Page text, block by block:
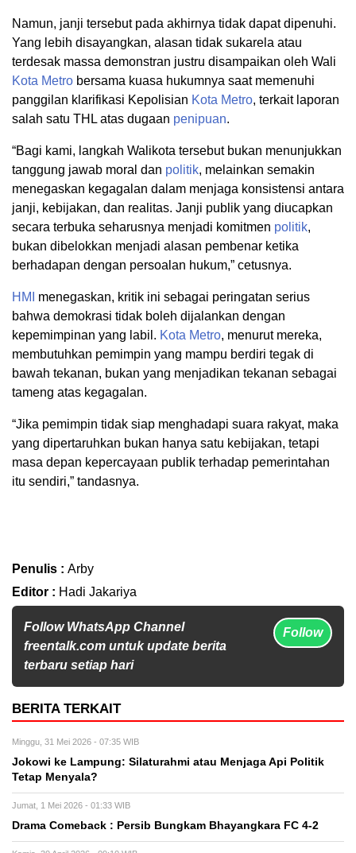
Namun, janji tersebut pada akhirnya tidak dapat dipenuhi.
Yang lebih disayangkan, alasan tidak sukarela atau
terdesak massa demonstran justru disampaikan oleh Wali
Kota Metro bersama kuasa hukumnya saat memenuhi
panggilan klarifikasi Kepolisian Kota Metro, terkait laporan
salah satu THL atas dugaan penipuan.
“Bagi kami, langkah Walikota tersebut bukan menunjukkan
tanggung jawab moral dan politik, melainkan semakin
menegaskan kegagalan dalam menjaga konsistensi antara
janji, kebijakan, dan realitas. Janji publik yang diucapkan
secara terbuka seharusnya menjadi komitmen politik,
bukan dibelokkan menjadi alasan pembenar ketika
berhadapan dengan persoalan hukum,” cetusnya.
HMI
menegaskan, kritik ini sebagai peringatan serius
bahwa demokrasi tidak boleh dijalankan dengan
kepemimpinan yang labil. Kota Metro, menurut mereka,
membutuhkan pemimpin yang mampu berdiri tegak di
bawah tekanan, bukan yang menjadikan tekanan sebagai
tameng atas kegagalan.
“Jika pemimpin tidak siap menghadapi suara rakyat, maka
yang dipertaruhkan bukan hanya satu kebijakan, tetapi
masa depan kepercayaan publik terhadap pemerintahan
itu sendiri,” tandasnya.
Penulis : Arby
Editor : Hadi Jakariya
Follow WhatsApp Channel
freentalk.com untuk update berita
terbaru setiap hari
Follow
BERITA TERKAIT
Minggu, 31 Mei 2026 - 07:35 WIB
Jokowi ke Lampung: Silaturahmi atau Menjaga Api Politik
Tetap Menyala?
Jumat, 1 Mei 2026 - 01:33 WIB
Drama Comeback : Persib Bungkam Bhayangkara FC 4-2